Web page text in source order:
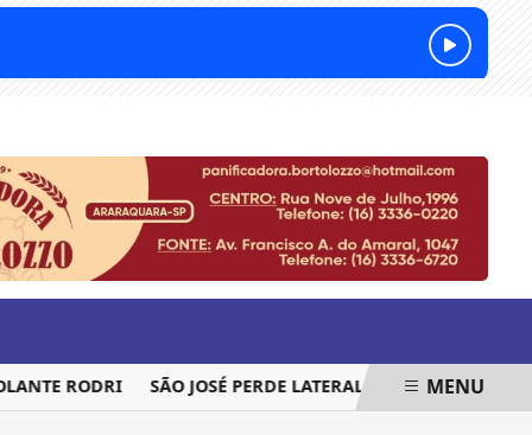
RODRI SÃO JOSÉ PERDE LATERAL PARA SEQUÊNCIA DA
MENU